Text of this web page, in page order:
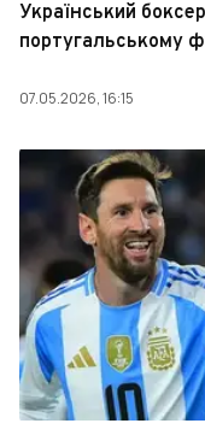
Український
португальському
07.05.2026, 16:15